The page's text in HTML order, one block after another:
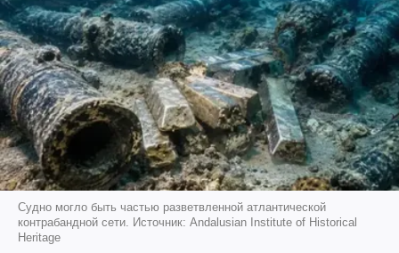
Судно могло быть частью разветвленной атлантической
контрабандной сети. Источник: Andalusian Institute of Historical
Heritage